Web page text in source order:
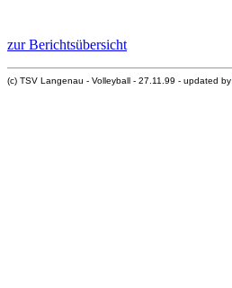
zur Berichtsübersicht
(c) TSV Langenau - Volleyball - 27.11.99 - updated by